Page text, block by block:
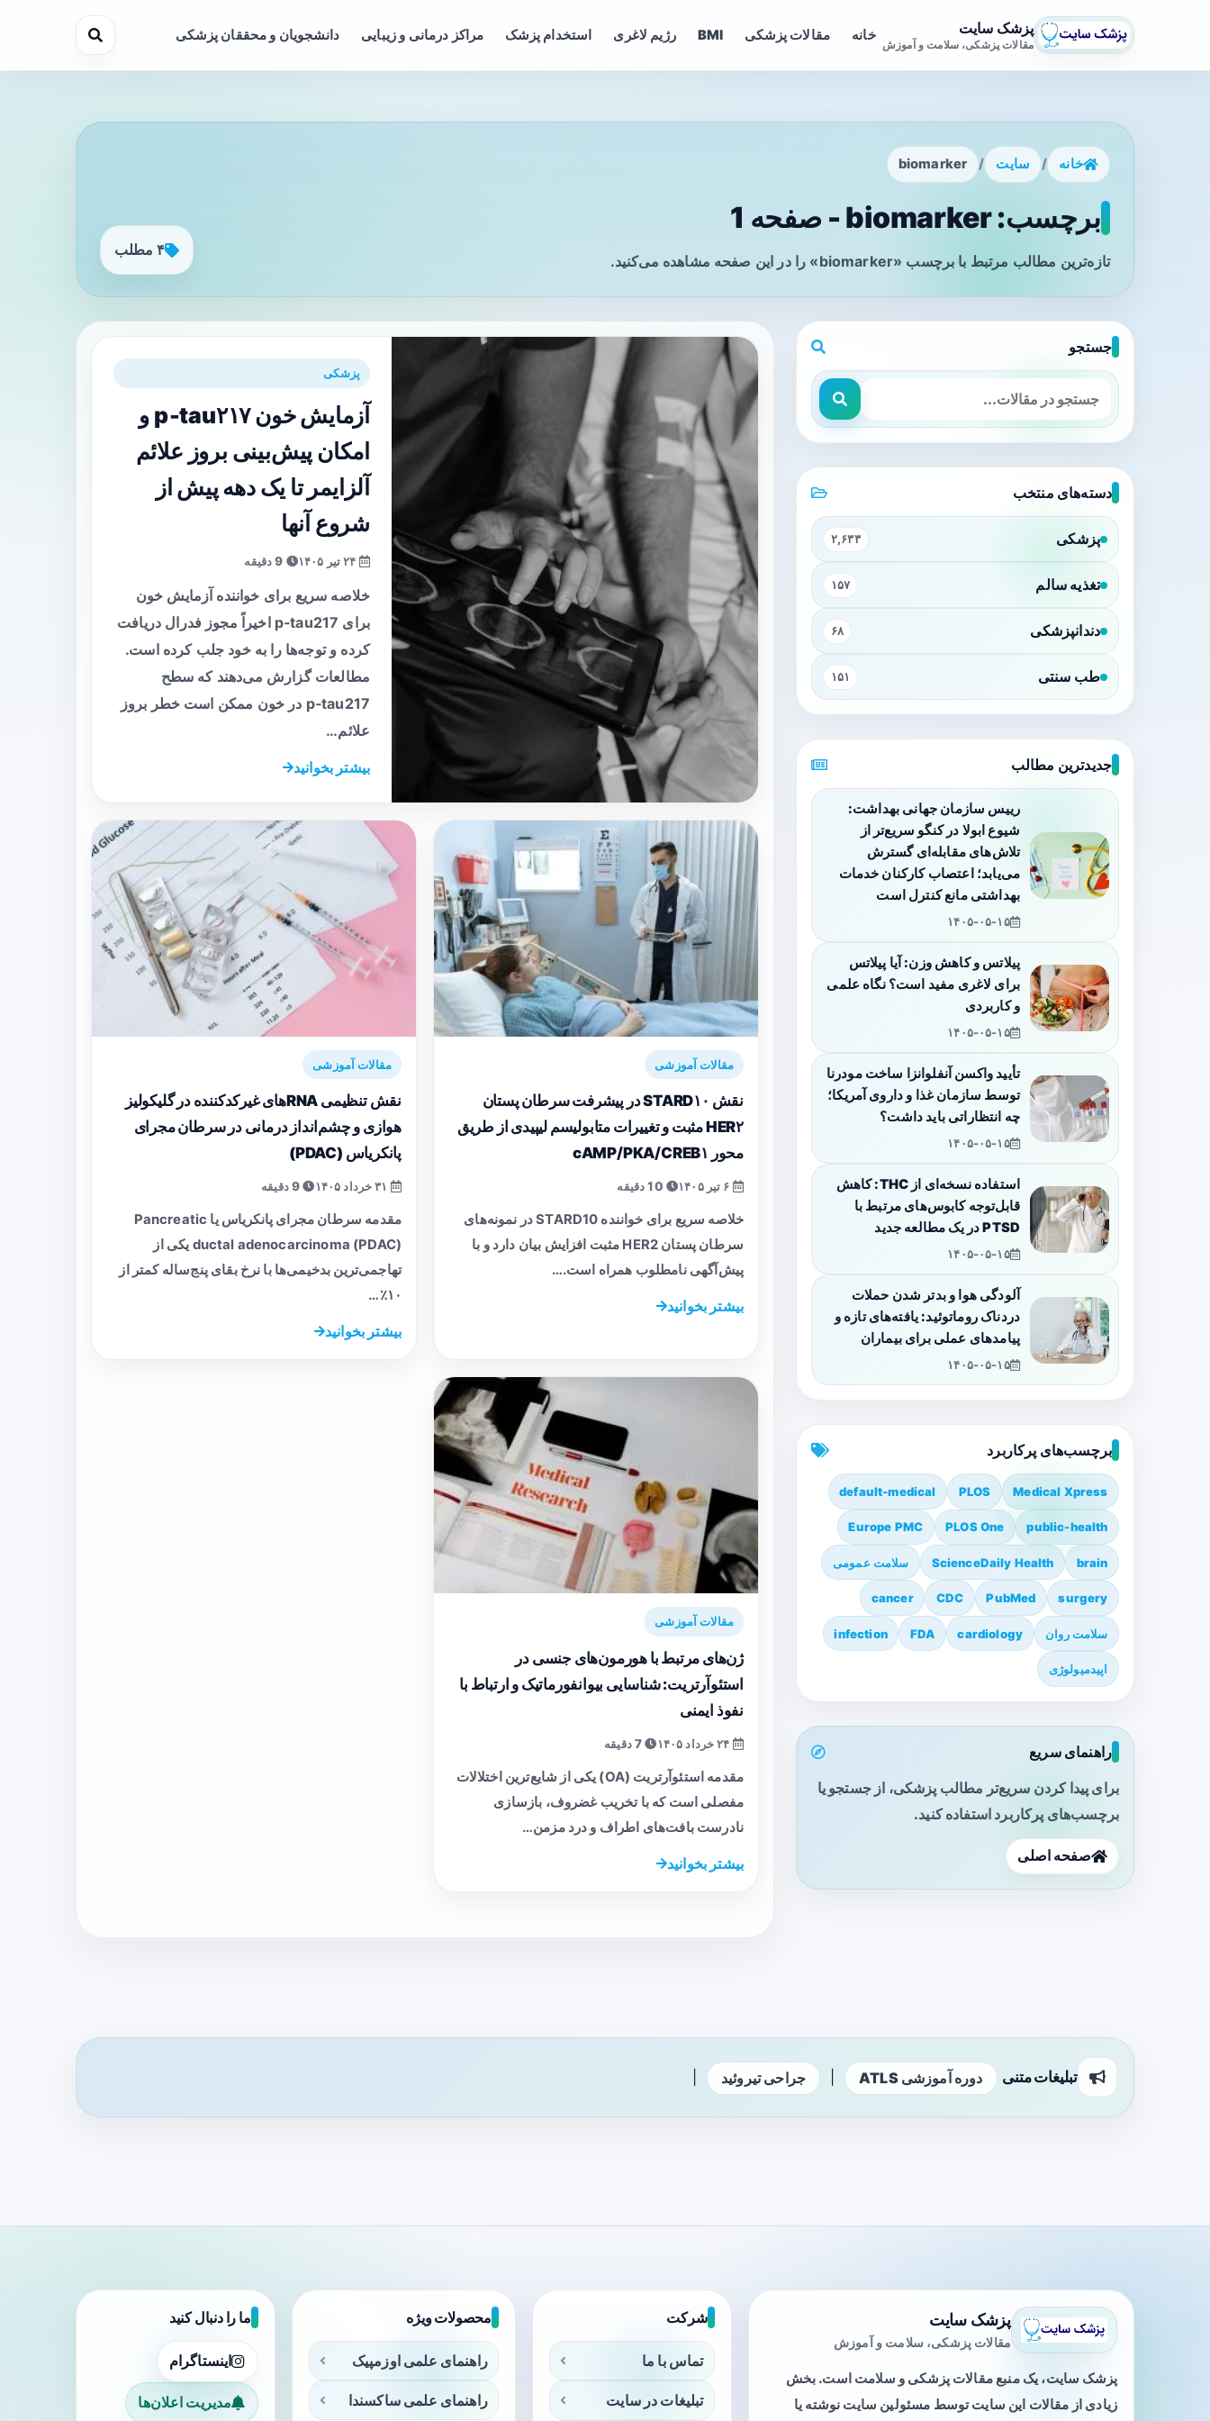
پزشک سایت
مقالات پزشکی، سلامت و آموزش
خانه مقالات پزشکی BMI رژیم لاغری استخدام پزشک مراکز درمانی و زیبایی دانشجویان و محققان پزشکی
خانه / سایت /
biomarker
برچسب: biomarker - صفحه 1
تازه‌ترین مطالب مرتبط با برچسب «biomarker» را در این صفحه مشاهده می‌کنید.
۴ مطلب
پزشکی
آزمایش خون p‑tau۲۱۷ و
امکان پیش‌بینی بروز علائم
آلزایمر تا یک دهه پیش از
شروع آنها
خلاصه سریع برای خواننده آزمایش خون
برای p‑tau217 اخیراً مجوز فدرال دریافت
کرده و توجه‌ها را به خود جلب کرده است.
مطالعات گزارش می‌دهند که سطح
p‑tau217 در خون ممکن است خطر بروز
علائم…
بیشتر بخوانید
مقالات آموزشی
نقش STARD۱۰ در پیشرفت سرطان پستان
HER۲ مثبت و تغییرات متابولیسم لیپیدی از طریق
محور cAMP/PKA/CREB۱
خلاصه سریع برای خواننده STARD10 در نمونه‌های
سرطان پستان HER2 مثبت افزایش بیان دارد و با
پیش‌آگهی نامطلوب همراه است.…
بیشتر بخوانید
مقالات آموزشی
نقش تنظیمی RNAهای غیرکدکننده در گلیکولیز
هوازی و چشم‌انداز درمانی در سرطان مجرای
پانکریاس (PDAC)
9 دقیقه
مقدمه سرطان مجرای پانکریاس یا Pancreatic
ductal adenocarcinoma (PDAC) یکی از
تهاجمی‌ترین بدخیمی‌ها با نرخ بقای پنج‌ساله کمتر از
۱۰٪…
بیشتر بخوانید
مقالات آموزشی
ژن‌های مرتبط با هورمون‌های جنسی در
استئوآرتریت: شناسایی بیوانفورماتیک و ارتباط با
نفوذ ایمنی
7 دقیقه
مقدمه استئوآرتریت (OA) یکی از شایع‌ترین اختلالات
مفصلی است که با تخریب غضروف، بازسازی
نادرست بافت‌های اطراف و درد مزمن…
بیشتر بخوانید
جستجو
دسته‌های منتخب
پزشکی ۲,۶۳۳
تغذیه سالم ۱۵۷
دندانپزشکی ۶۸
طب سنتی ۱۵۱
جدیدترین مطالب
رییس سازمان جهانی بهداشت:
شیوع ابولا در کنگو سریع‌تر از
تلاش‌های مقابله‌ای گسترش
می‌یابد؛ اعتصاب کارکنان خدمات
بهداشتی مانع کنترل است
۱۴۰۵-۰۵-۱۵
پیلاتس و کاهش وزن: آیا پیلاتس
برای لاغری مفید است؟ نگاه علمی
و کاربردی
۱۴۰۵-۰۵-۱۵
تأیید واکسن آنفلوانزا ساخت مودرنا
توسط سازمان غذا و داروی آمریکا؛
چه انتظاراتی باید داشت؟
۱۴۰۵-۰۵-۱۵
استفاده نسخه‌ای از THC: کاهش
قابل‌توجه کابوس‌های مرتبط با
PTSD در یک مطالعه جدید
۱۴۰۵-۰۵-۱۵
آلودگی هوا و بدتر شدن حملات
دردناک روماتوئید: یافته‌های تازه و
پیامدهای عملی برای بیماران
۱۴۰۵-۰۵-۱۵
برچسب‌های پرکاربرد
Medical Xpress
PLOS
default-medical
public-health
PLOS One
Europe PMC
brain
ScienceDaily Health سلامت عمومی
surgery
PubMed
CDC
cancer
سلامت روان cardiology
FDA
infection
اپیدمیولوژی
راهنمای سریع
برای پیدا کردن سریع‌تر مطالب پزشکی، از جستجو یا
برچسب‌های پرکاربرد استفاده کنید.
صفحه اصلی
تبلیغات متنی دوره آموزشی ATLS جراحی تیروئید
پزشک سایت
مقالات پزشکی، سلامت و آموزش
پزشک سایت، یک منبع مقالات پزشکی و سلامت است. بخش
زیادی از مقالات این سایت توسط مسئولین سایت نوشته یا
شرکت
تماس با ما
تبلیغات در سایت
محصولات ویژه
راهنمای علمی اوزمپیک
راهنمای علمی ساکسندا
ما را دنبال کنید
اینستاگرام
مدیریت اعلان‌ها